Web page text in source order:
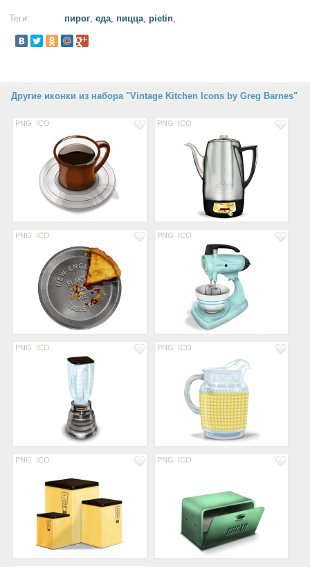
Теги: пирог, еда, пицца, pietin,
Другие иконки из набора "Vintage Kitchen Icons by Greg Barnes"
PNG ICO PNG ICO
PNG ICO PNG ICO
PNG ICO PNG ICO
PNG ICO PNG ICO